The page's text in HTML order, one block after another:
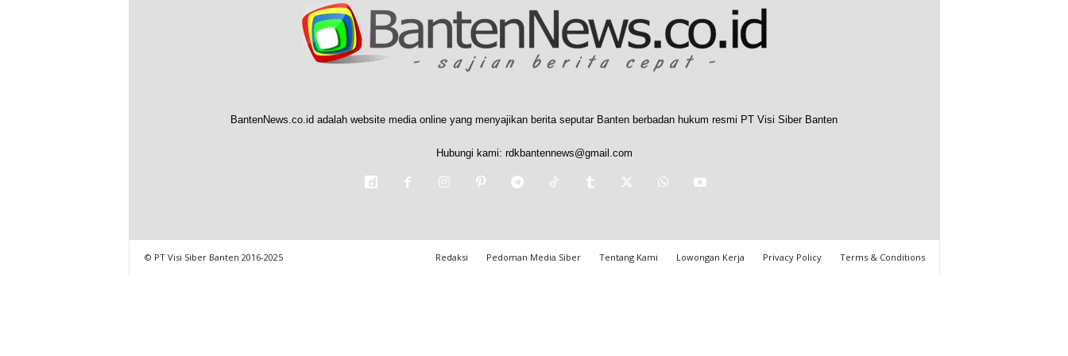
BantenNews.co.id adalah website media online yang menyajikan berita seputar Banten berbadan hukum resmi PT Visi Siber Banten
Hubungi kami: rdkbantennews@gmail.com
Redaksi Pedoman Media Siber Tentang Kami Lowongan Kerja Privacy Policy Terms & Conditions
© PT Visi Siber Banten 2016-2025